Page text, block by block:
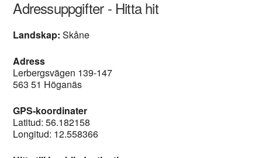
Adressuppgifter - Hitta hit
Landskap:Skåne
Adress
Lerbergsvägen 139-147
563 51 Höganäs
GPS-koordinater
Latitud: 56.182158
Longitud: 12.558366